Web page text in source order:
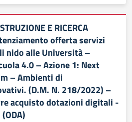
E RICERCA
offerta servizi
nido alle Università –
4.0 – Azione 1: Next
– Ambienti di
(D.M. N. 218/2022) –
acquisto dotazioni digitali -